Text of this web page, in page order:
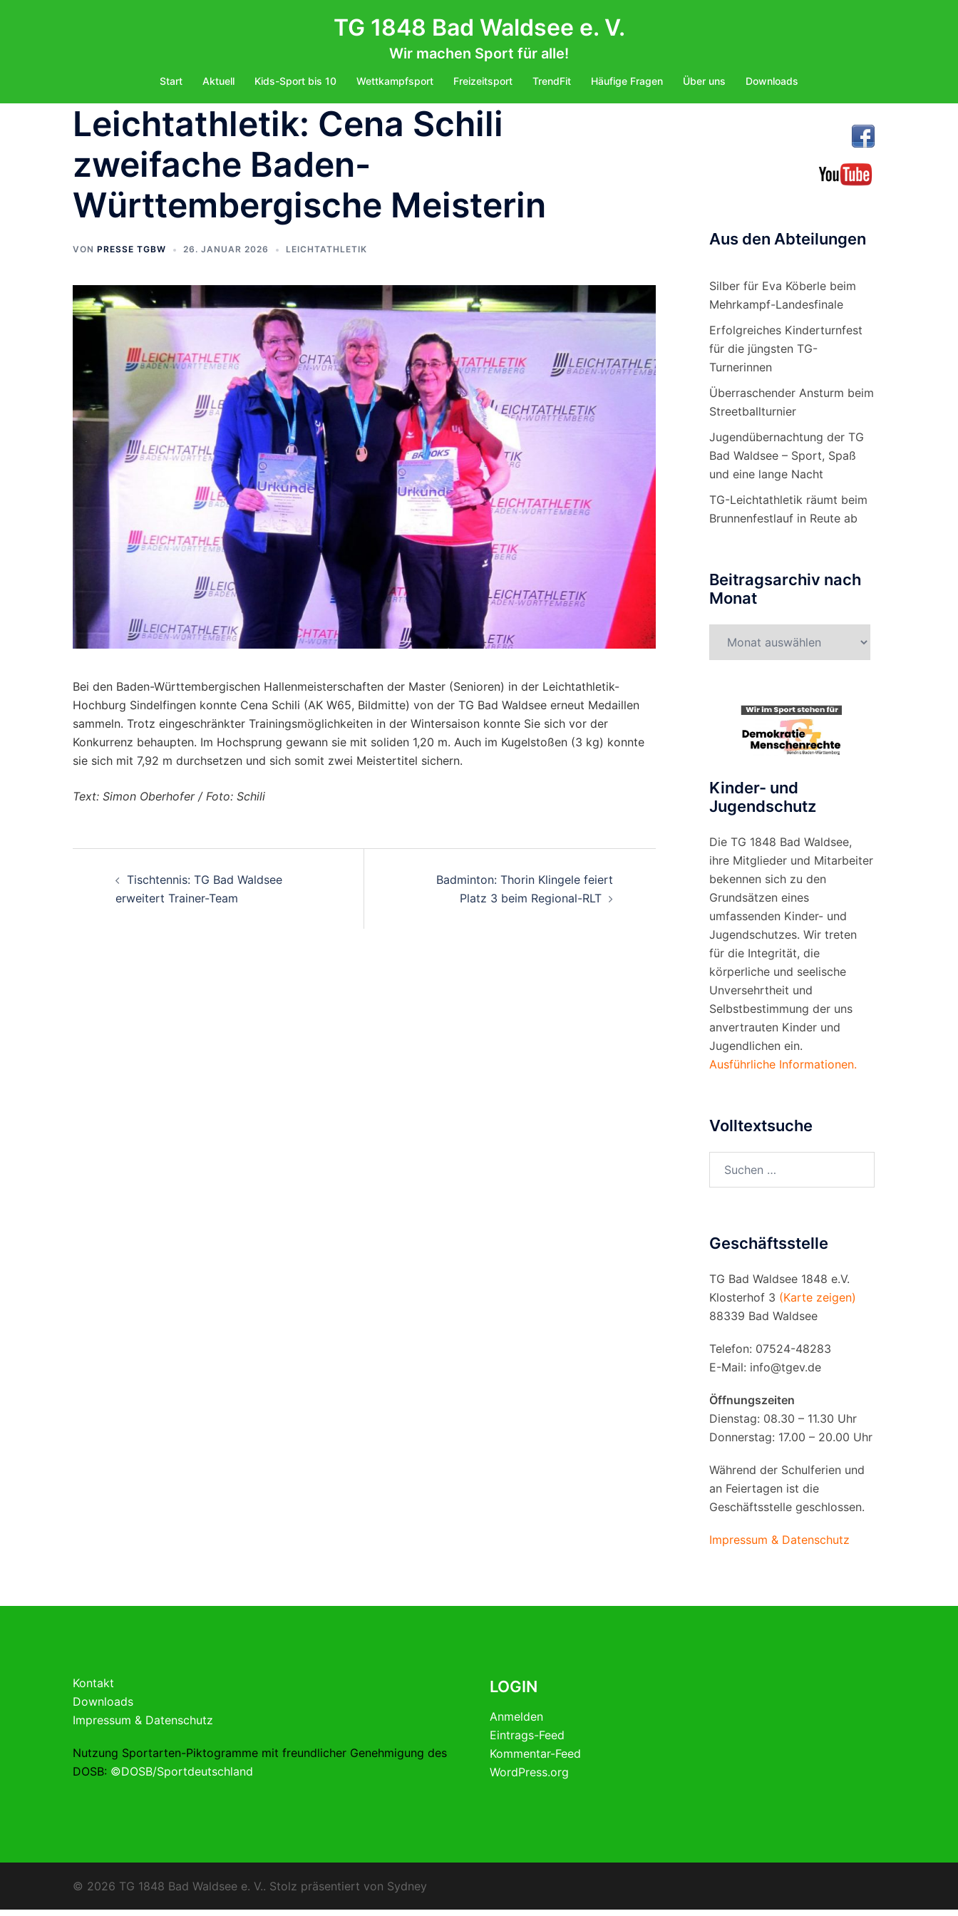
TG 1848 Bad Waldsee e. V.
Wir machen Sport für alle!
Start Aktuell Kids-Sport bis 10 Wettkampfsport Freizeitsport TrendFit Häufige Fragen Über uns Downloads
Leichtathletik: Cena Schili
zweifache Baden-
Württembergische Meisterin
VON PRESSE TGBW 26. JANUAR 2026 LEICHTATHLETIK
Bei den Baden-Württembergischen Hallenmeisterschaften der Master (Senioren) in der Leichtathletik-
Hochburg Sindelfingen konnte Cena Schili (AK W65, Bildmitte) von der TG Bad Waldsee erneut Medaillen
sammeln. Trotz eingeschränkter Trainingsmöglichkeiten in der Wintersaison konnte Sie sich vor der
Konkurrenz behaupten. Im Hochsprung gewann sie mit soliden 1,20 m. Auch im Kugelstoßen (3 kg) konnte
sie sich mit 7,92 m durchsetzen und sich somit zwei Meistertitel sichern.
Text: Simon Oberhofer / Foto: Schili
Tischtennis: TG Bad Waldsee
erweitert Trainer-Team
Badminton: Thorin Klingele feiert
Platz 3 beim Regional-RLT
Aus den Abteilungen
Silber für Eva Köberle beim
Mehrkampf-Landesfinale
Erfolgreiches Kinderturnfest
für die jüngsten TG-
Turnerinnen
Überraschender Ansturm beim
Streetballturnier
Jugendübernachtung der TG
Bad Waldsee – Sport, Spaß
und eine lange Nacht
TG-Leichtathletik räumt beim
Brunnenfestlauf in Reute ab
Beitragsarchiv nach
Monat
nach
Kinder- und
Jugendschutz
Die TG 1848 Bad Waldsee,
ihre Mitglieder und Mitarbeiter
bekennen sich zu den
Grundsätzen eines
umfassenden Kinder- und
Jugendschutzes. Wir treten
für die Integrität, die
körperliche und seelische
Unversehrtheit und
Selbstbestimmung der uns
anvertrauten Kinder und
Jugendlichen ein.
Ausführliche Informationen.
Volltextsuche
nach:
Geschäftsstelle
TG Bad Waldsee 1848 e.V.
Klosterhof 3 (Karte zeigen)
88339 Bad Waldsee
Telefon: 07524-48283
E-Mail: info@tgev.de
Öffnungszeiten
Dienstag: 08.30 – 11.30 Uhr
Donnerstag: 17.00 – 20.00 Uhr
Während der Schulferien und
an Feiertagen ist die
Geschäftsstelle geschlossen.
Impressum & Datenschutz
Kontakt
Downloads
Impressum & Datenschutz
Nutzung Sportarten-Piktogramme mit freundlicher Genehmigung des
DOSB: ©DOSB/Sportdeutschland
LOGIN
Anmelden
Eintrags-Feed
Kommentar-Feed
WordPress.org
© 2026 TG 1848 Bad Waldsee e. V.. Stolz präsentiert von Sydney